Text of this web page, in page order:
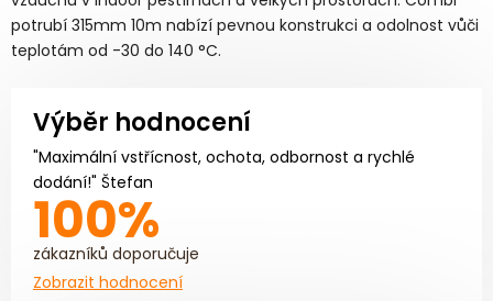
potrubí 315mm 10m nabízí pevnou konstrukci a odolnost vůči
teplotám od -30 do 140 °C.
Výběr hodnocení
"Maximální vstřícnost, ochota, odbornost a rychlé
dodání!" Štefan
100%
zákazníků doporučuje
Zobrazit hodnocení